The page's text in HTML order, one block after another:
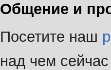
Общение и
Посетите наш
над чем